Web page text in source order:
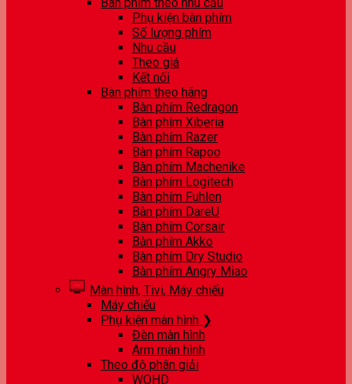
Phụ kiện bàn phím
Số lượng phím
Nhu cầu
Theo giá
Kết nối
Bàn phím theo hãng
Bàn phím Redragon
Bàn phím Xiberia
Bàn phím Razer
Bàn phím Rapoo
Bàn phím Machenike
Bàn phím Logitech
Bàn phím Fuhlen
Bàn phím DareU
Bàn phím Corsair
Bàn phím Akko
Bàn phím Dry Studio
Bàn phím Angry Miao
Màn hình, Tivi, Máy chiếu
Máy chiếu
Phụ kiện màn hình ❯
Đèn màn hình
Arm màn hình
Theo độ phân giải
WQHD